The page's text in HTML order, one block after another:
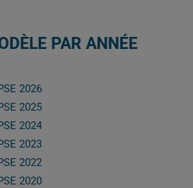
PAR ANNÉE
2026
2025
2024
2023
2022
2020